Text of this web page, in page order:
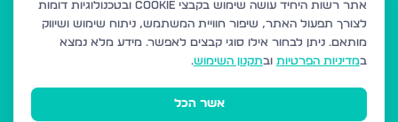
גבעת זאב
בית שמש
רכסים
מודיעין עילית
אתר רשות היחיד עושה שימוש בקבצי Cookie ובטכנולוגיות דומות
לצורך תפעול האתר, שיפור חוויית המשתמש, ניתוח שימוש ושיווק
מותאם. ניתן לבחור אילו סוגי קבצים לאפשר. מידע מלא נמצא
במדיניות הפרטיות ובתקנון השימוש.
אשר הכל